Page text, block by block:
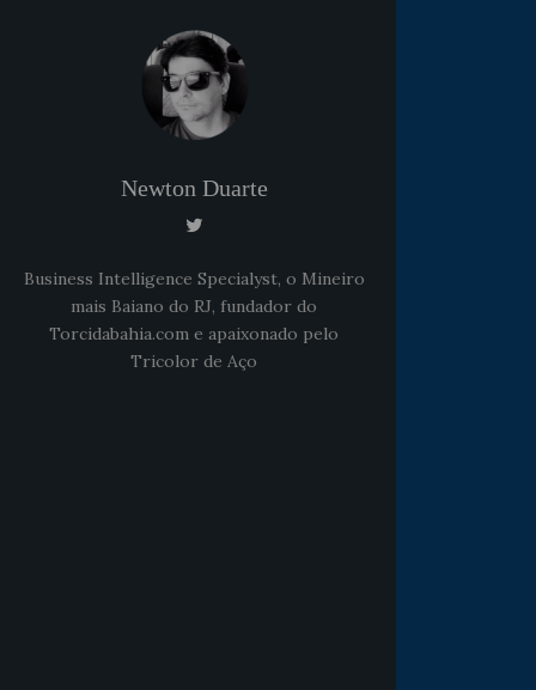
Newton Duarte
Business Intelligence Specialyst, o Mineiro
mais Baiano do RJ, fundador do
Torcidabahia.com e apaixonado pelo
Tricolor de Aço